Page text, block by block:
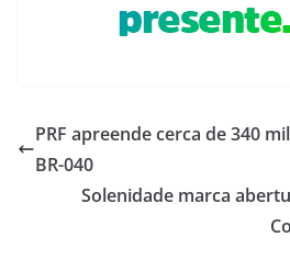
PRF apreende cerca de 340
BR-040
Solenidade marca